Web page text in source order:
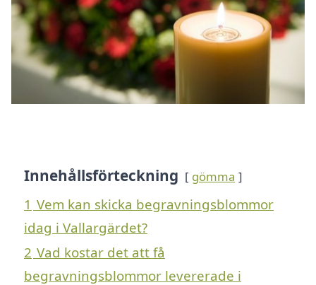
Innehållsförteckning gömma
1 Vem kan skicka begravningsblommor
idag i Vallargärdet?
2 Vad kostar det att få
begravningsblommor levererade i